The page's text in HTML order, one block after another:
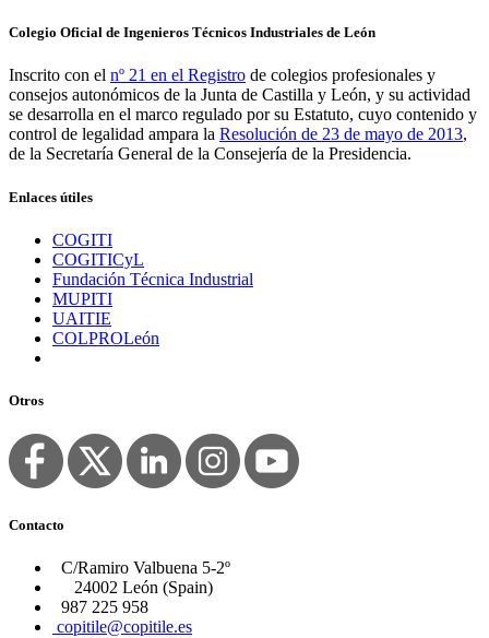
Colegio Oficial de Ingenieros Técnicos Industriales de León
Inscrito con el nº 21 en el Registro de colegios profesionales y
consejos autonómicos de la Junta de Castilla y León, y su actividad
se desarrolla en el marco regulado por su Estatuto, cuyo contenido y
control de legalidad ampara la Resolución de 23 de mayo de 2013,
de la Secretaría General de la Consejería de la Presidencia.
Enlaces útiles
COGITI
COGITICyL
Fundación Técnica Industrial
MUPITI
UAITIE
COLPROLeón
Otros
Contacto
C/Ramiro Valbuena 5-2º
24002 León (Spain)
987 225 958
copitile@copitile.es